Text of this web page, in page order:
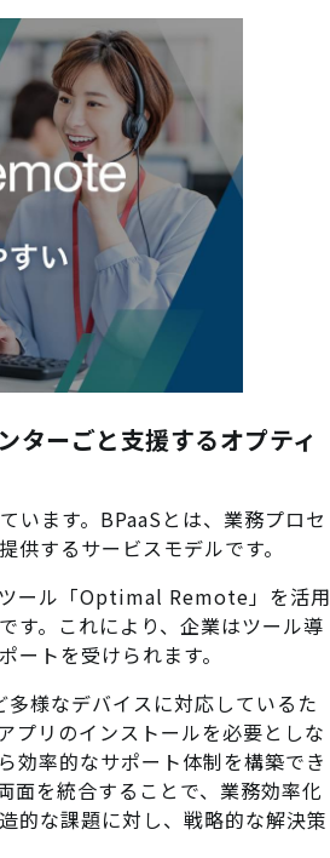
ターごと支援するオプティ
います。BPaaSとは、業務プロセ
するサービスモデルです。
ール「Optimal Remote」を活用
す。これにより、企業はツール導
トを受けられます。
様なデバイスに対応しているた
プリのインストールを必要としな
効率的なサポート体制を構築でき
面を統合することで、業務効率化
的な課題に対し、戦略的な解決策